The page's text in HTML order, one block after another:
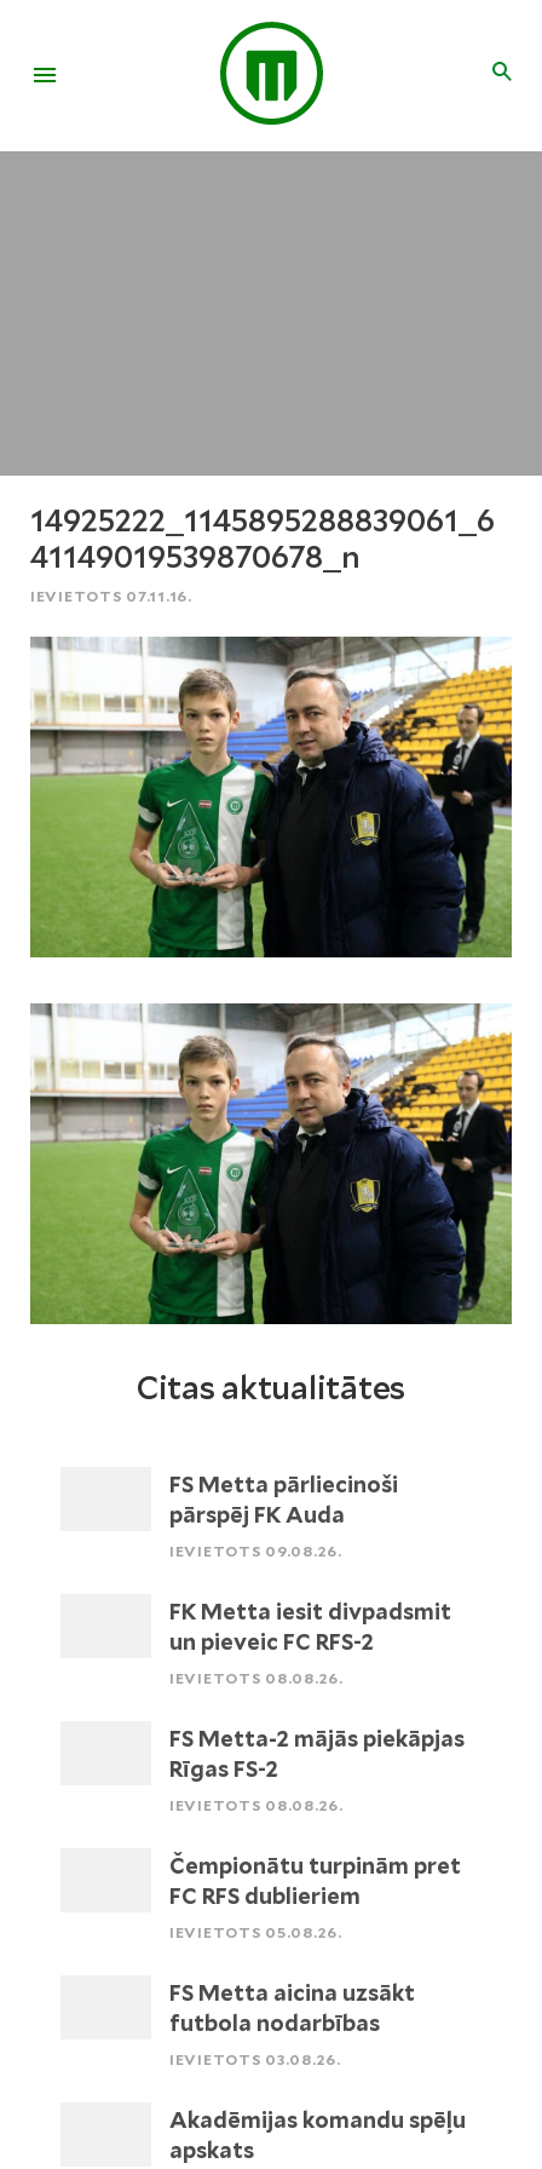
14925222_1145895288839061_6
41149019539870678_n
IEVIETOTS 07.11.16.
Citas aktualitātes
FS Metta pārliecinoši
pārspēj FK Auda
IEVIETOTS 09.08.26.
FK Metta iesit divpadsmit
un pieveic FC RFS-2
IEVIETOTS 08.08.26.
FS Metta-2 mājās piekāpjas
Rīgas FS-2
IEVIETOTS 08.08.26.
Čempionātu turpinām pret
FC RFS dublieriem
IEVIETOTS 05.08.26.
FS Metta aicina uzsākt
futbola nodarbības
IEVIETOTS 03.08.26.
Akadēmijas komandu spēļu
apskats